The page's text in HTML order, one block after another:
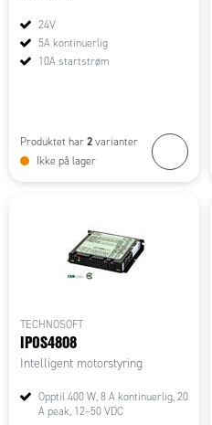
24V
5A kontinuerlig
10A startstrøm
Produktet har 2 varianter
Ikke på lager
TECHNOSOFT
IPOS4808
Intelligent motorstyring
Opptil 400 W, 8 A kontinuerlig, 20
A peak, 12–50 VDC